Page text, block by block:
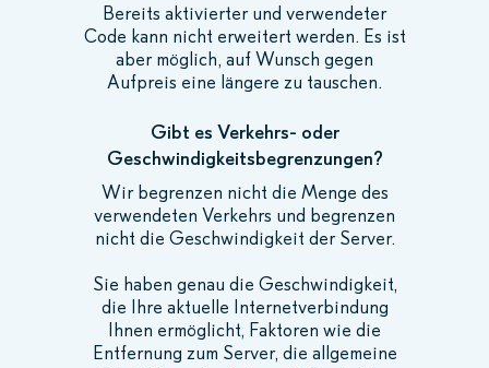
Bereits aktivierter und verwendeter
Code kann nicht erweitert werden. Es ist
aber möglich, auf Wunsch gegen
Aufpreis eine längere zu tauschen.
Gibt es Verkehrs- oder
Geschwindigkeitsbegrenzungen?
Wir begrenzen nicht die Menge des
verwendeten Verkehrs und begrenzen
nicht die Geschwindigkeit der Server.
Sie haben genau die Geschwindigkeit,
die Ihre aktuelle Internetverbindung
Ihnen ermöglicht, Faktoren wie die
Entfernung zum Server, die allgemeine